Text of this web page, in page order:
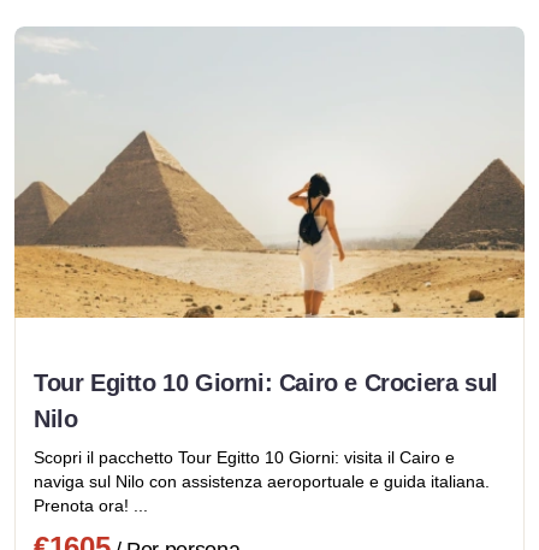
Tour Egitto 10 Giorni: Cairo e Crociera sul
Nilo
Scopri il pacchetto Tour Egitto 10 Giorni: visita il Cairo e
naviga sul Nilo con assistenza aeroportuale e guida italiana.
Prenota ora! ...